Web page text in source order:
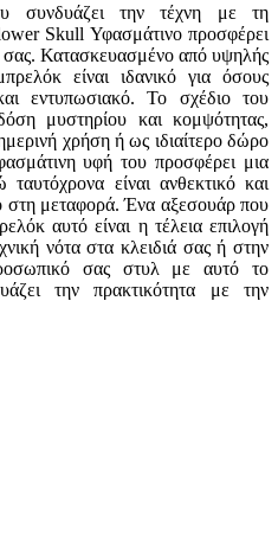
συνδυάζει την τέχνη με τη
Skull Υφασμάτινο προσφέρει
σας. Κατασκευασμένο από υψηλής
είναι ιδανικό για όσους
εντυπωσιακό. Το σχέδιο του
μυστηρίου και κομψότητας,
χρήση ή ως ιδιαίτερο δώρο
υφή του προσφέρει μια
είναι ανθεκτικό και
στη μεταφορά. Ένα αξεσουάρ που
αυτό είναι η τέλεια επιλογή
νότα στα κλειδιά σας ή στην
σας στυλ με αυτό το
την πρακτικότητα με την